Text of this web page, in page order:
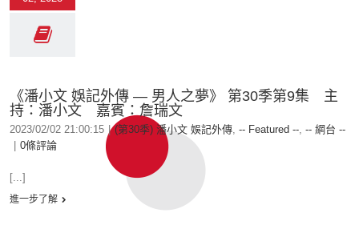
《潘小文 娛記外傳 — 男人之夢》 第30季第9集 主
持：潘小文 嘉賓：詹瑞文
2023/02/02 21:00:15 | (第30季) 潘小文 娛記外傳, -- Featured --, -- 網台 --
0條評論
[...]
進一步了解